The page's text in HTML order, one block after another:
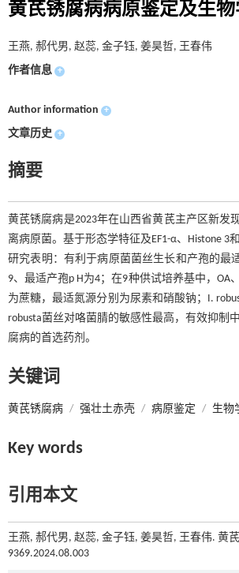
黄芪锈腐病病原鉴定及生
王燕, 郝代男, 赵蕊, 金子钰, 姜昊哲, 王春伟
作者信息 +
Author information +
文章历史 +
摘要
黄芪锈腐病是2023年在山西省黄芪主产区新发
离病原菌。基于形态学特征及EF1-α、Histone
研究表明：有利于病原菌菌丝生长和产孢的最
9、最适产孢p H为4；在9种供试培养基中，OA
为蔗糖，最适氮源分别为尿素和硝酸钠；I.
robusta菌丝对咯菌腈的敏感性最高，有效抑制
腐病的首选药剂。
关键词
黄芪锈腐病 / 强壮土赤壳 / 病原鉴定 / 生物
Key words
引用本文
王燕, 郝代男, 赵蕊, 金子钰, 姜昊哲, 王春伟. 黄
9369.2024.08.003